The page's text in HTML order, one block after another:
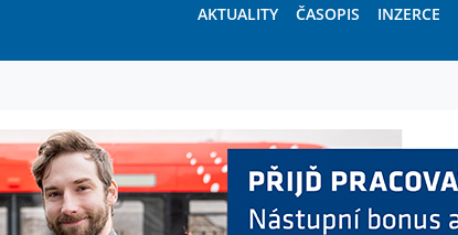
AKTUALITY ČASOPIS INZERCE